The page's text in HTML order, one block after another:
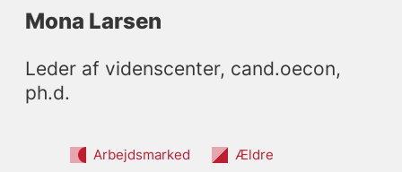
Mona Larsen
Leder af videnscenter, cand.oecon,
ph.d.
Arbejdsmarked Ældre